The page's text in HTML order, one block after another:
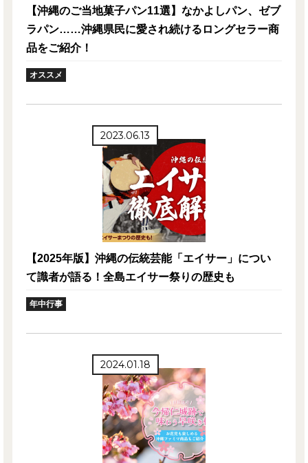
【沖縄のご当地菓子パン11選】なかよしパン、ゼブ
ラパン……沖縄県民に愛され続けるロングセラー商
品をご紹介！
オススメ
2023.06.13
【2025年版】沖縄の伝統芸能「エイサー」につい
て識者が語る！全島エイサー祭りの歴史も
年中行事
2024.01.18